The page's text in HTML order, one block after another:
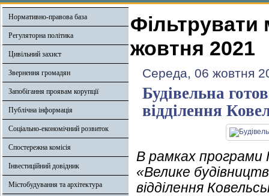
Нормативно-правова база
Регуляторна політика
Цивільний захист
Звернення громадян
Запобігання проявам корупції
Публічна інформація
Соціально-економічний розвиток
Спостережна комісія
Інвестиційний довідник
Містобудування та архітектура
Фільтрувати
жовтня 2021
Середа, 06 жовтня
Будівельна
відділення
В рамках програми
«Велике
відділення